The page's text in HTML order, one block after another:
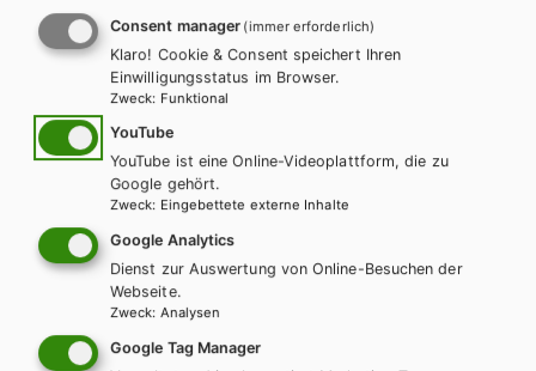
g
o
p
o
m
Ändern Sie die Suchkriterien oder setzten Sie die Suche
zurück.
Zurücksetzen
Wir sind gerne für Sie da!
Consent manager (immer erforderlich)
Klaro! Cookie & Consent speichert Ihren
Einwilligungsstatus im Browser.
Zweck: Funktional
YouTube
YouTube ist eine Online-Videoplattform, die zu
Google gehört.
Zweck: Eingebettete externe Inhalte
Google Analytics
Dienst zur Auswertung von Online-Besuchen der
Webseite.
Zweck: Analysen
Google Tag Manager